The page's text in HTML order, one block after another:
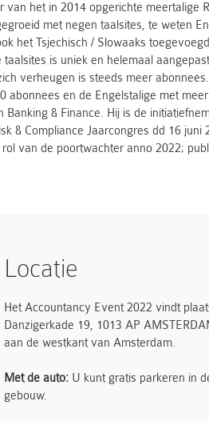
het in 2014 opgerichte meertalige
met negen taalsites, te weten
het Tsjechisch / Slowaaks
is uniek en helemaal
verheugen is steeds meer
abonnees en de Engelstalige met
& Finance. Hij is de
& Compliance Jaarcongres dd 16
van de poortwachter anno 2022;
Locatie
Het Accountancy Event 2022 vindt
Danzigerkade 19, 1013 AP
aan de westkant van Amsterdam.
Met de auto: U kunt gratis parkeren in
gebouw.